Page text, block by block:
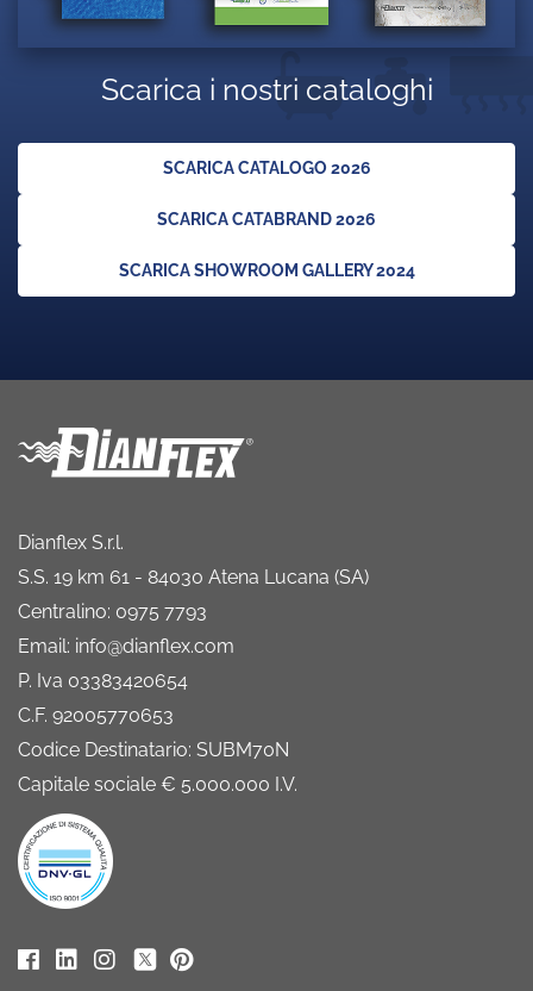
Scarica i nostri cataloghi
SCARICA CATALOGO 2026
SCARICA CATABRAND 2026
SCARICA SHOWROOM GALLERY 2024
Dianflex S.r.l.
S.S. 19 km 61 - 84030 Atena Lucana (SA)
Centralino: 0975 7793
Email: info@dianflex.com
P. Iva 03383420654
C.F. 92005770653
Codice Destinatario: SUBM70N
Capitale sociale € 5.000.000 I.V.